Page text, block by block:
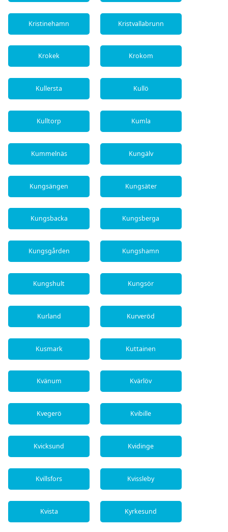
Kristinehamn Kristvallabrunn
Krokek Krokom
Kullersta Kullö
Kulltorp Kumla
Kummelnäs Kungälv
Kungsängen Kungsäter
Kungsbacka Kungsberga
Kungsgården Kungshamn
Kungshult Kungsör
Kurland Kurveröd
Kusmark Kuttainen
Kvänum Kvärlöv
Kvegerö Kvibille
Kvicksund Kvidinge
Kvillsfors Kvissleby
Kvista Kyrkesund